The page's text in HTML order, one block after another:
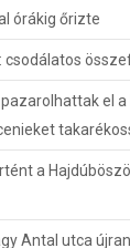
órákig őrizte
csodálatos
el a
a
Antal utca